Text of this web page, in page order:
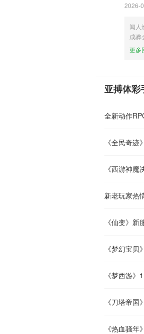
2026-
闻人
成骅
更多
亚搏体彩
全新动作
《全民奇
《西游神
新老玩家热
《仙变》
《梦幻宝
《梦西游
《刀塔帝
《热血骚年